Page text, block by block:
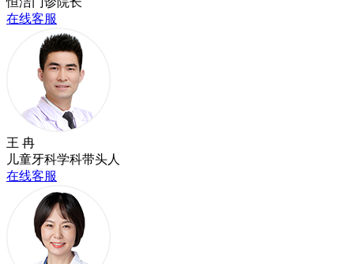
在线客服
王 冉
儿童牙科学科带头人
在线客服